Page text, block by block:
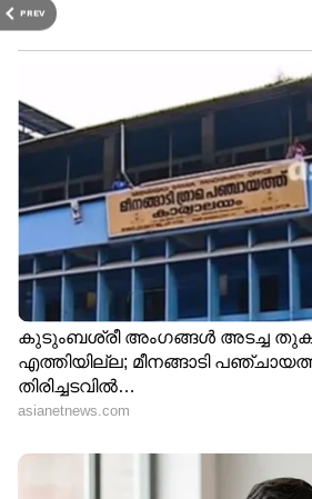
PREV
മണ്ഡല പുനഃനിർണയ
സമ്മേളനത്തിൽ
'പേടി മരിച്ചവരെയല്ല
അടർന്നുവീഴുന്ന
കോൺക്രീറ്റുകളെ';ഹെൽമറ്റ്
ശ്മശാനത്തിൽ ജോലി
ചെയ്യുകയാണ് സലീന